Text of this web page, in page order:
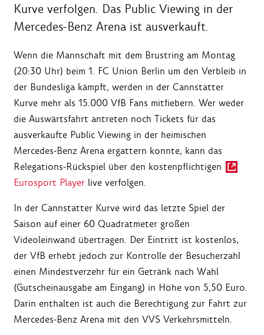
Kurve verfolgen. Das Public Viewing in der
Mercedes-Benz Arena ist ausverkauft.
Wenn die Mannschaft mit dem Brustring am Montag
(20:30 Uhr) beim 1. FC Union Berlin um den Verbleib in
der Bundesliga kämpft, werden in der Cannstatter
Kurve mehr als 15.000 VfB Fans mitfiebern. Wer weder
die Auswärtsfahrt antreten noch Tickets für das
ausverkaufte Public Viewing in der heimischen
Mercedes-Benz Arena ergattern konnte, kann das
Relegations-Rückspiel über den kostenpflichtigen
Eurosport Player live verfolgen.
In der Cannstatter Kurve wird das letzte Spiel der
Saison auf einer 60 Quadratmeter großen
Videoleinwand übertragen. Der Eintritt ist kostenlos,
der VfB erhebt jedoch zur Kontrolle der Besucherzahl
einen Mindestverzehr für ein Getränk nach Wahl
(Gutscheinausgabe am Eingang) in Höhe von 5,50 Euro.
Darin enthalten ist auch die Berechtigung zur Fahrt zur
Mercedes-Benz Arena mit den VVS Verkehrsmitteln.